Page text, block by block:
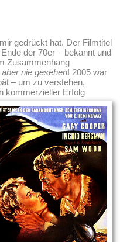
gedrückt hat. Der Filmtitel
der 70er – bekannt und
Zusammenhang
nie gesehen! 2005 war
– um zu verstehen,
kommerzieller Erfolg